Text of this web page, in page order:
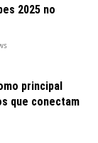
2025 no
principal
que conectam